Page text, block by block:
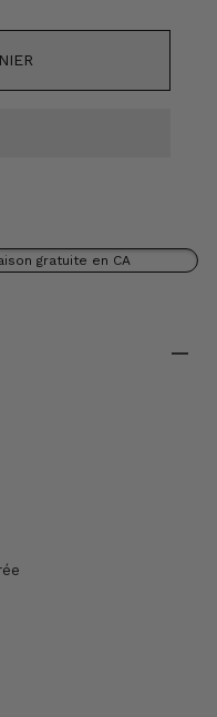
gratuite en CA